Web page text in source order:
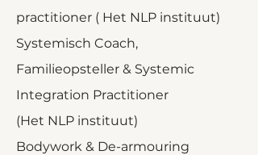
practitioner ( Het NLP instituut)
Systemisch Coach,
Familieopsteller & Systemic
Integration Practitioner
(Het NLP instituut)
Bodywork & De-armouring